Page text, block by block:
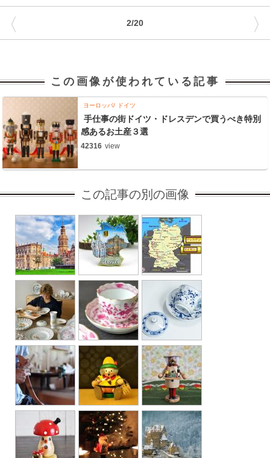
2/20
〈 〉
この画像が使われている記事
ヨーロッパ ドイツ
手仕事の街ドイツ・ドレスデンで買うべき特別
感あるお土産３選
42316 view
この記事の別の画像